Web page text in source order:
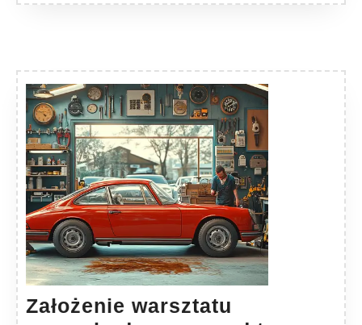
Założenie warsztatu